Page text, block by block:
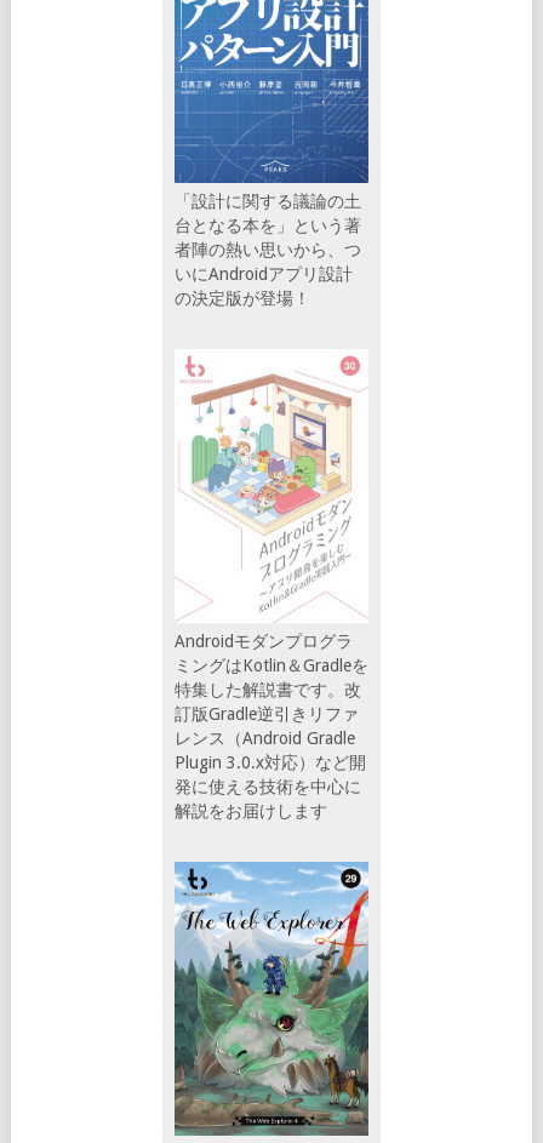
「設計に関する議論の土
台となる本を」という著
者陣の熱い思いから、つ
いにAndroidアプリ設計
の決定版が登場！
Androidモダンプログラ
ミングはKotlin＆Gradleを
特集した解説書です。改
訂版Gradle逆引きリファ
レンス（Android Gradle
Plugin 3.0.x対応）など開
発に使える技術を中心に
解説をお届けします